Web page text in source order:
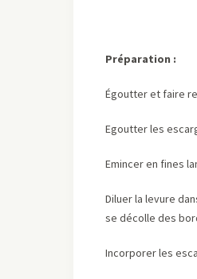
Préparation :
Égoutter et faire
Egoutter les
Emincer en fines
Diluer la levure
se décolle des
Incorporer les